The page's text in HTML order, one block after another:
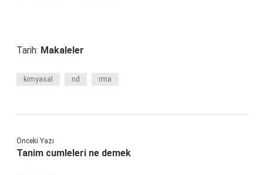
Tarih: Makaleler
kimyasal nd rma
Önceki Yazı
Tanim cumleleri ne demek